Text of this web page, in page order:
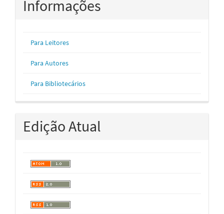
Informações
Para Leitores
Para Autores
Para Bibliotecários
Edição Atual